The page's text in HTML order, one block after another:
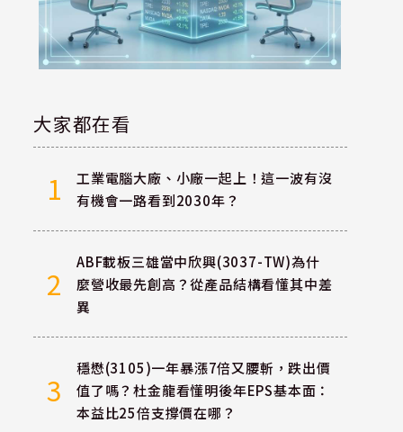
大家都在看
1
工業電腦大廠、小廠一起上！這一波有沒
有機會一路看到2030年？
2
ABF載板三雄當中欣興(3037-TW)為什
麼營收最先創高？從產品結構看懂其中差
異
3
穩懋(3105)一年暴漲7倍又腰斬，跌出價
值了嗎？杜金龍看懂明後年EPS基本面：
本益比25倍支撐價在哪？